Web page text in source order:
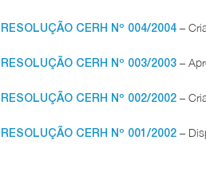
RESOLUÇÃO CERH Nº 004/2004 –
RESOLUÇÃO CERH Nº 003/2003 –
RESOLUÇÃO CERH Nº 002/2002 –
RESOLUÇÃO CERH Nº 001/2002 –